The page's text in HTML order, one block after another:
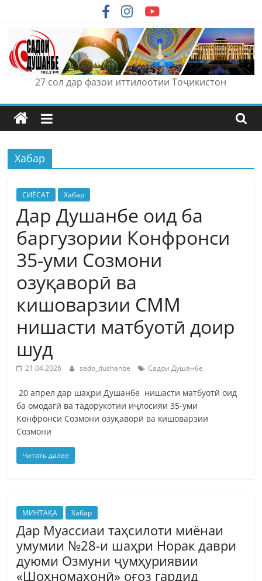
content
27 сол дар фазои иттилоотии Тоҷикистон
Хабар
СИЁСАТ Хабар
Дар Душанбе оид ба
баргузории Конфронси
35-уми Созмони
озуқаворӣ ва
кишоварзии СММ
нишасти матбуотӣ доир
шуд
21.04.2026 sado_dushanbe Садои Душанбе
20 апрел дар шаҳри Душанбе нишасти матбуотӣ оид
ба омодагӣ ва тадорукотии иҷлосияи 35-уми
Конфронси Созмони озуқаворӣ ва кишоварзии
Созмони
Читать далее
МИНТАҚА Хабар
Дар Муассиаи таҳсилоти миёнаи
умумии №28-и шаҳри Норак даври
дуюми Озмуни ҷумҳуриявии
«Шоҳномахонӣ» оғоз гардид